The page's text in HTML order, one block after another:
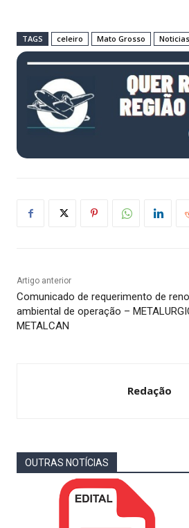
TAGS celeiro Mato Grosso
Artigo anterior
Comunicado de requerimento de
ambiental de operação –
METALCAN
Redação
OUTRAS NOTÍCIAS